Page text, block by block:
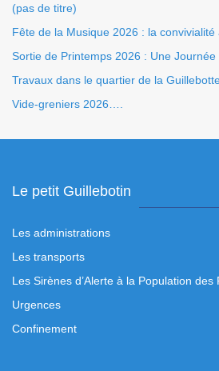
(pas de titre)
Fête de la Musique 2026 : la
Sortie de Printemps 2026 : Une
Travaux dans le quartier de la
Vide-greniers 2026….
Le petit Guillebotin
Les administrations
Les transports
Les Sirènes d’Alerte à la Population des
Urgences
Confinement